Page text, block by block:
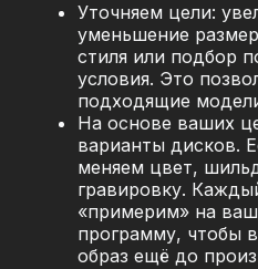
Уточняем цели:
уменьшение
стиля или подбор
условия. Это
подходящие
На основе ваших
варианты дисков.
меняем цвет,
гравировку.
«примерим» на
программу, чтобы
образ ещё до